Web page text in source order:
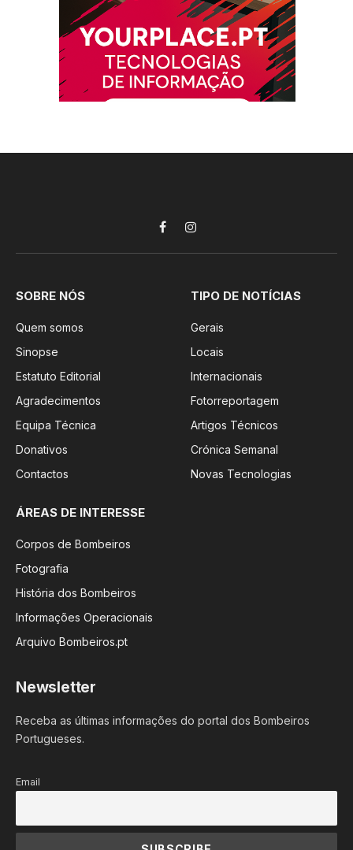
FacebookInstagram
SOBRE NÓS
Quem somos
Sinopse
Estatuto Editorial
Agradecimentos
Equipa Técnica
Donativos
Contactos
TIPO DE NOTÍCIAS
Gerais
Locais
Internacionais
Fotorreportagem
Artigos Técnicos
Crónica Semanal
Novas Tecnologias
ÁREAS DE INTERESSE
Corpos de Bombeiros
Fotografia
História dos Bombeiros
Informações Operacionais
Arquivo Bombeiros.pt
Newsletter
Receba as últimas informações do portal dos Bombeiros
Portugueses.
Email